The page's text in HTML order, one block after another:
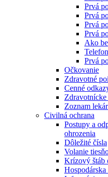
Prvá
Prvá
Prvá
Prvá
Ako
Prvá
Očkovanie
Zdravotné
Cenné
Zoznam
Civilná ochrana
Postupy a
ohrozenia
Dôležité čísla
Volanie
Krízový štáb